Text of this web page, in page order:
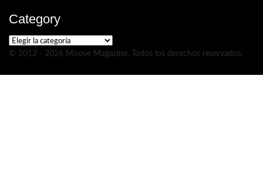
Category
Category
© 2012 - 2026 Moove Magazine. Todos los derechos reservados.